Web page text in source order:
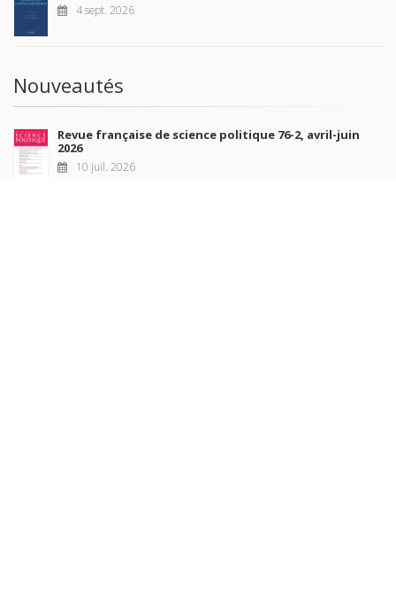
4 sept. 2026
Nouveautés
Revue française de science politique 76-2, avril-juin
2026
10 juil. 2026